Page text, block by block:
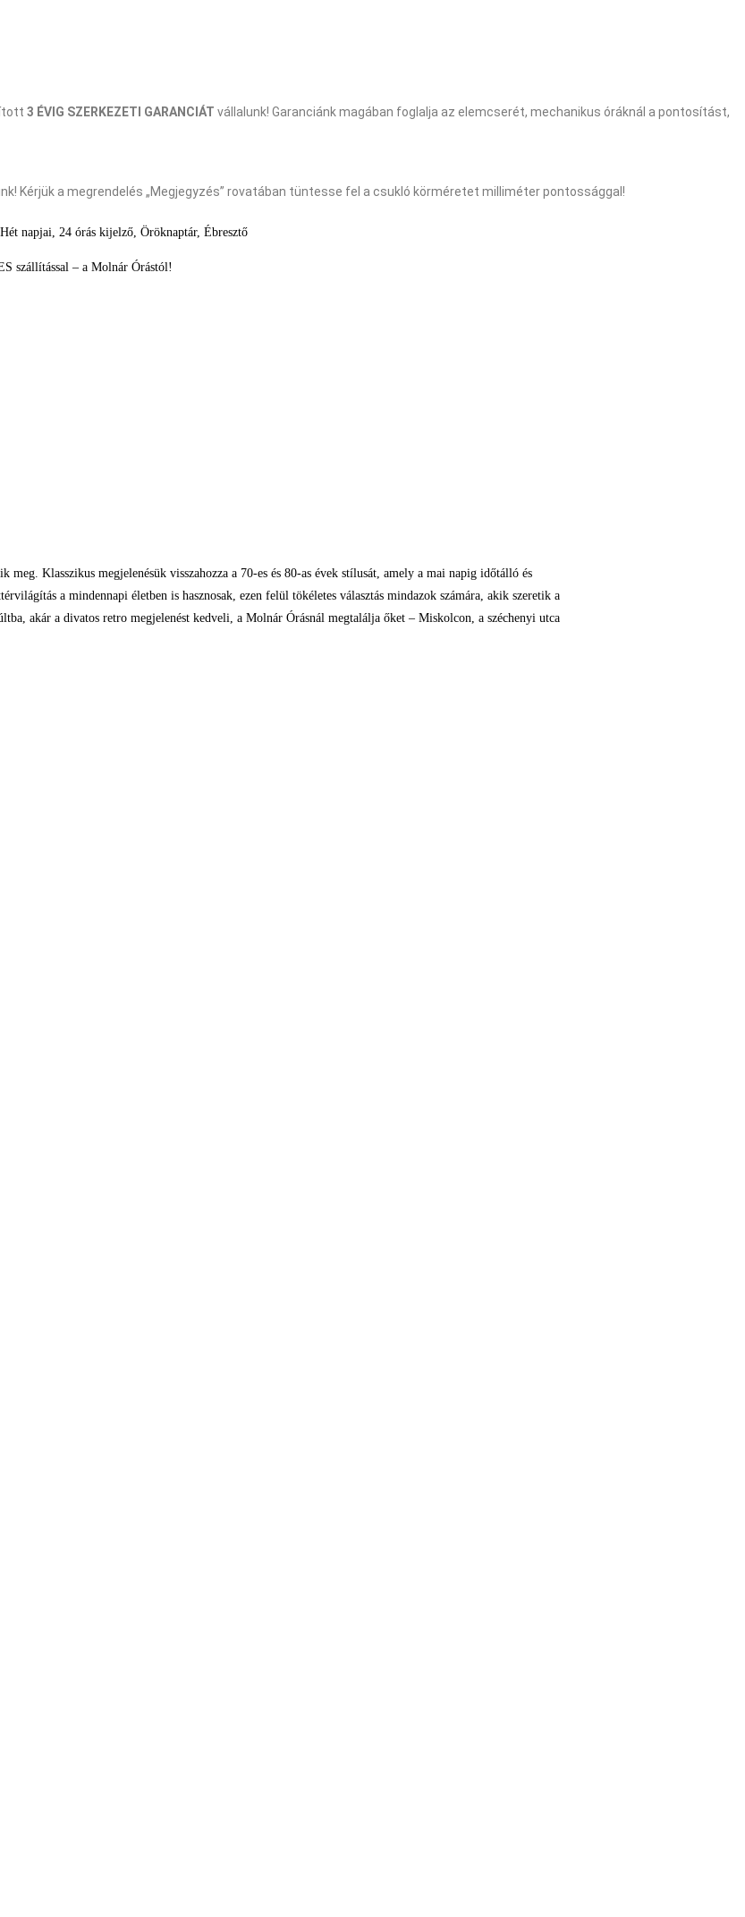
3 ÉVIG SZERKEZETI GARANCIÁT vállalunk! Garanciánk magában foglalja az elemcserét, mechanikus óráknál a pontosítást,
Kérjük a megrendelés „Megjegyzés” rovatában tüntesse fel a csukló körméretet milliméter pontossággal!
napjai, 24 órás kijelző, Öröknaptár, Ébresztő
szállítással – a Molnár Órástól!
Klasszikus megjelenésük visszahozza a 70-es és 80-as évek stílusát, amely a mai napig időtálló és
a mindennapi életben is hasznosak, ezen felül tökéletes választás mindazok számára, akik szeretik a
akár a divatos retro megjelenést kedveli, a Molnár Órásnál megtalálja őket – Miskolcon, a széchenyi utca